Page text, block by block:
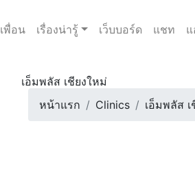
เพื่อน เรื่องน่ารู้ เว็บบอร์ด แชท
เอ็มพลัส เชียงใหม่
หน้าแรก
Clinics เอ็มพลัส